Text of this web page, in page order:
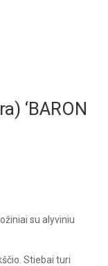
‘BARON
su alyviniu
Stiebai turi